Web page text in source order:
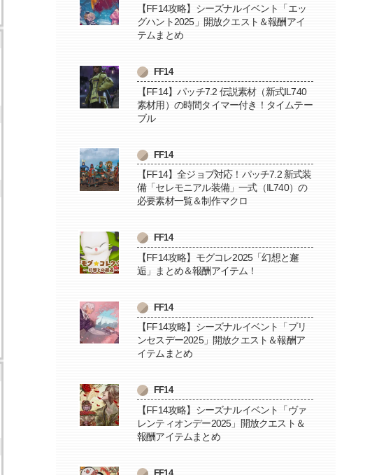
【FF14攻略】シーズナルイベント「エッ
グハント2025」開放クエスト＆報酬アイ
テムまとめ
FF14
【FF14】パッチ7.2 伝説素材（新式IL740
素材用）の時間タイマー付き！タイムテー
ブル
FF14
【FF14】全ジョブ対応！パッチ7.2 新式装
備「セレモニアル装備」一式（IL740）の
必要素材一覧＆制作マクロ
FF14
【FF14攻略】モグコレ2025「幻想と邂
逅」まとめ＆報酬アイテム！
FF14
【FF14攻略】シーズナルイベント「プリ
ンセスデー2025」開放クエスト＆報酬ア
イテムまとめ
FF14
【FF14攻略】シーズナルイベント「ヴァ
レンティオンデー2025」開放クエスト＆
報酬アイテムまとめ